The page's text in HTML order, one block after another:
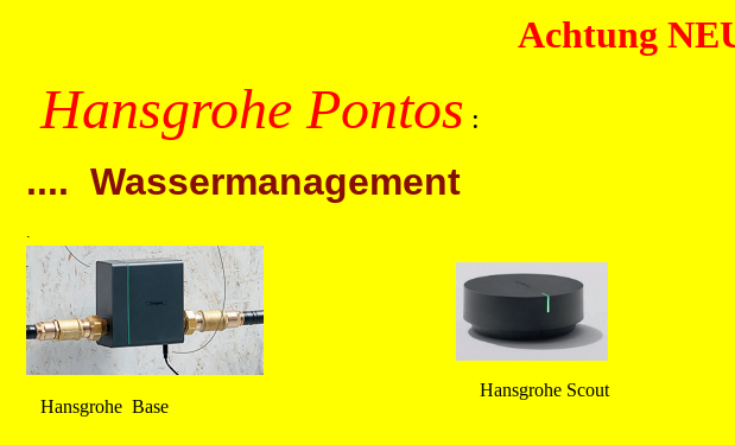
Achtung
Hansgrohe Pontos :
.... Wassermanagement
.
Hansgrohe Base
Hansgrohe Scout